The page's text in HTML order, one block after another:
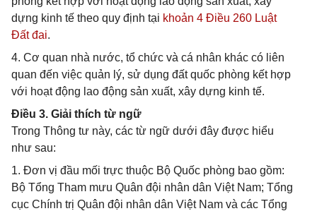
dựng kinh tế theo quy định tại khoản 4 Điều 260 Luật
Đất đai.
4. Cơ quan nhà nước, tổ chức và cá nhân khác có liên
quan đến việc quản lý, sử dụng đất quốc phòng kết hợp
với hoạt động lao động sản xuất, xây dựng kinh tế.
Điều 3. Giải thích từ ngữ
Trong Thông tư này, các từ ngữ dưới đây được hiểu
như sau:
1. Đơn vị đầu mối trực thuộc Bộ Quốc phòng bao gồm:
Bộ Tổng Tham mưu Quân đội nhân dân Việt Nam; Tổng
cục Chính trị Quân đội nhân dân Việt Nam và các Tổng